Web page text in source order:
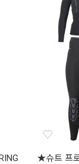
★슈트 프